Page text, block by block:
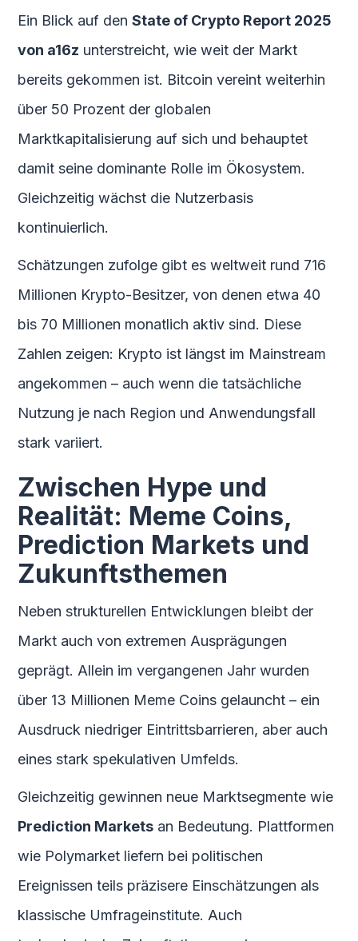
Ein Blick auf denState of Crypto Report 2025
von a16z unterstreicht, wie weit der Markt
bereits gekommen ist. Bitcoin vereint weiterhin
über 50 Prozent der globalen
Marktkapitalisierung auf sich und behauptet
damit seine dominante Rolle im Ökosystem.
Gleichzeitig wächst die Nutzerbasis
kontinuierlich.
Schätzungen zufolge gibt es weltweit rund 716
Millionen Krypto-Besitzer, von denen etwa 40
bis 70 Millionen monatlich aktiv sind. Diese
Zahlen zeigen: Krypto ist längst im Mainstream
angekommen – auch wenn die tatsächliche
Nutzung je nach Region und Anwendungsfall
stark variiert.
Zwischen Hype und
Realität: Meme Coins,
Prediction Markets und
Zukunftsthemen
Neben strukturellen Entwicklungen bleibt der
Markt auch von extremen Ausprägungen
geprägt. Allein im vergangenen Jahr wurden
über 13 Millionen Meme Coins gelauncht – ein
Ausdruck niedriger Eintrittsbarrieren, aber auch
eines stark spekulativen Umfelds.
Gleichzeitig gewinnen neue Marktsegmente wie
Prediction Markets an Bedeutung. Plattformen
wie Polymarket liefern bei politischen
Ereignissen teils präzisere Einschätzungen als
klassische Umfrageinstitute. Auch